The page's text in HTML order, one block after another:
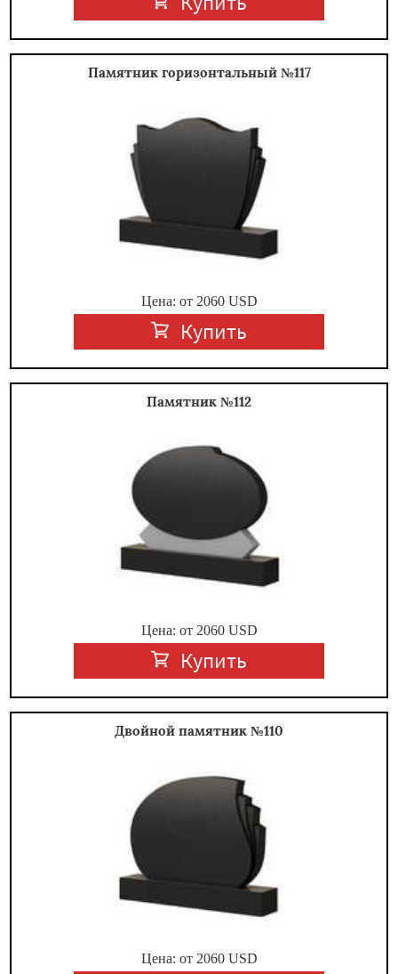
Памятник горизонтальный №117
Цена: от 2060USD
Купить
Памятник №112
Цена: от 2060USD
Купить
Двойной памятник №110
Цена: от 2060USD